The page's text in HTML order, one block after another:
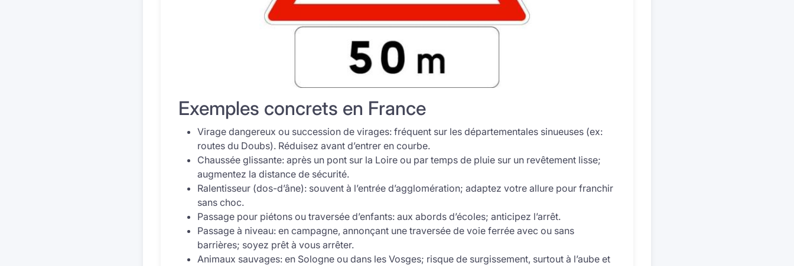
Exemples concrets en France
Virage dangereux ou succession de virages: fréquent sur les départementales sinueuses (ex:
routes du Doubs). Réduisez avant d’entrer en courbe.
Chaussée glissante: après un pont sur la Loire ou par temps de pluie sur un revêtement lisse;
augmentez la distance de sécurité.
Ralentisseur (dos-d’âne): souvent à l’entrée d’agglomération; adaptez votre allure pour franchir
sans choc.
Passage pour piétons ou traversée d’enfants: aux abords d’écoles; anticipez l’arrêt.
Passage à niveau: en campagne, annonçant une traversée de voie ferrée avec ou sans
barrières; soyez prêt à vous arrêter.
Animaux sauvages: en Sologne ou dans les Vosges; risque de surgissement, surtout à l’aube et